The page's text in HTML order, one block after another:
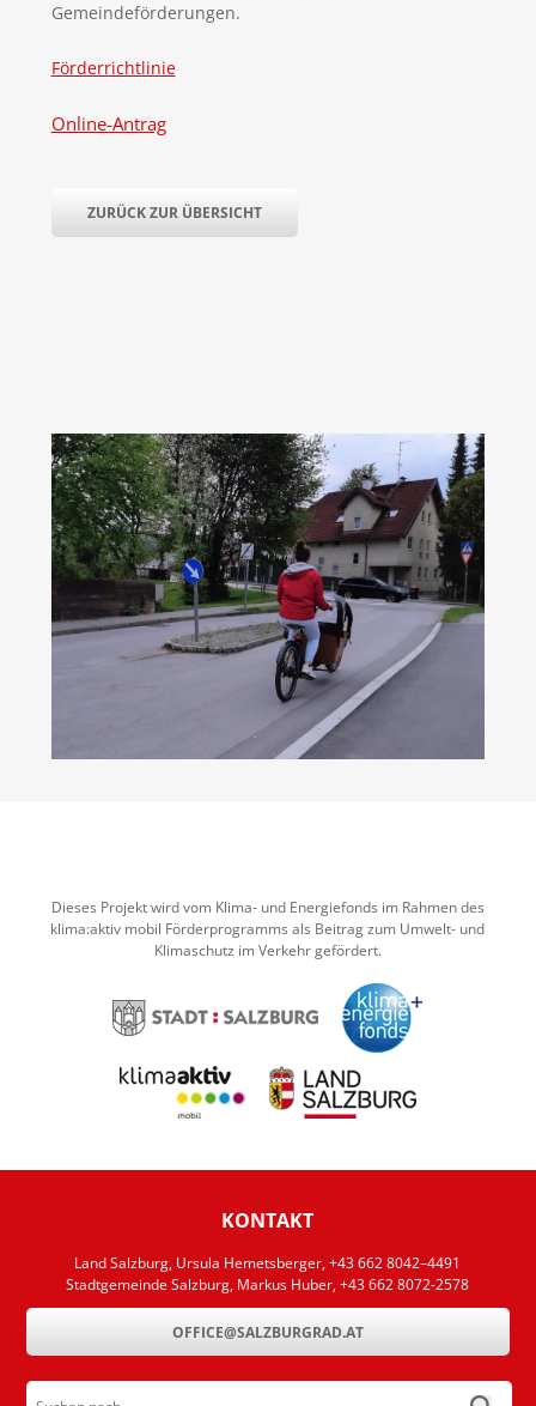
Gemeindeförderungen.
Förderrichtlinie
Online-Antrag
ZURÜCK ZUR ÜBERSICHT
Dieses Projekt wird vom Klima- und Energiefonds im Rahmen des
klima:aktiv mobil Förderprogramms als Beitrag zum Umwelt- und
Klimaschutz im Verkehr gefördert.
KONTAKT
Land Salzburg, Ursula Hemetsberger, +43 662 8042–4491
Stadtgemeinde Salzburg, Markus Huber, +43 662 8072-2578
OFFICE@SALZBURGRAD.AT
Suchen nach ...
submit